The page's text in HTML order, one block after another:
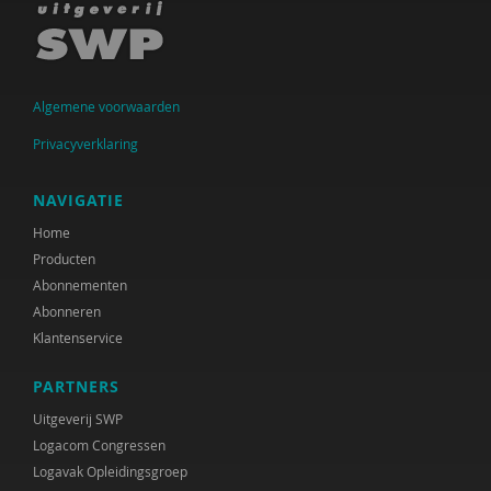
Algemene voorwaarden
Privacyverklaring
NAVIGATIE
Home
Producten
Abonnementen
Abonneren
Klantenservice
PARTNERS
Uitgeverij SWP
Logacom Congressen
Logavak Opleidingsgroep